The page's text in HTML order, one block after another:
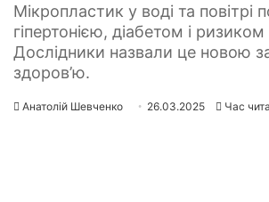
Мікропластик у воді та повітрі
гіпертонією, діабетом і ризиком
Дослідники назвали це новою
здоров’ю.
Анатолій Шевченко 26.03.2025 Час